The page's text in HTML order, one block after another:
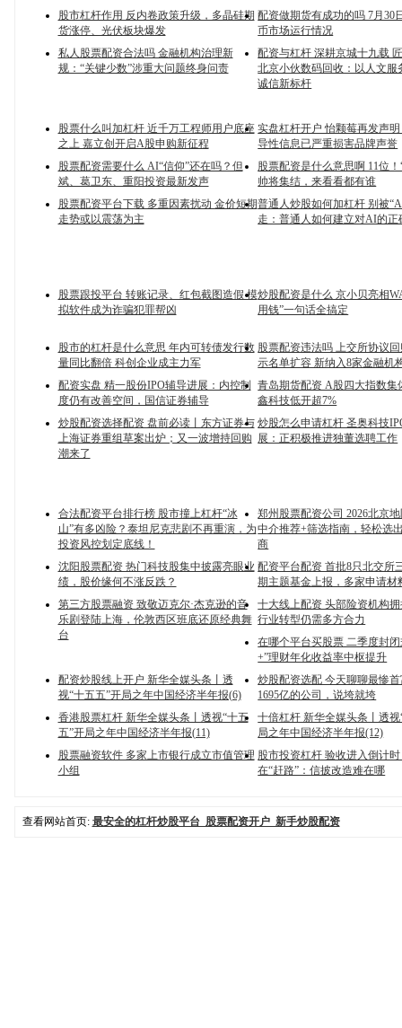
股市杠杆作用 反内卷政策升级，多晶硅期
货涨停、光伏板块爆发
配资做期货有成功的吗 7月30
币市场运行情况
私人股票配资合法吗 金融机构治理新
规：“关键少数”涉重大问题终身问责
配资与杠杆 深耕京城十九载
北京小伙数码回收：以人文服
诚信新标杆
股票什么叫加杠杆 近千万工程师用户底座
之上 嘉立创开启A股申购新征程
实盘杠杆开户 怡颗莓再发声
导性信息已严重损害品牌声誉
股票配资需要什么 AI“信仰”还在吗？但
斌、葛卫东、重阳投资最新发声
股票配资是什么意思啊 11位！
帅将集结，来看看都有谁
股票配资平台下载 多重因素扰动 金价短期
走势或以震荡为主
普通人炒股如何加杠杆 别被
走：普通人如何建立对AI的正
股票跟投平台 转账记录、红包截图造假 模
拟软件成为诈骗犯罪帮凶
炒股配资是什么 京小贝亮相
用钱”一句话全搞定
股市的杠杆是什么意思 年内可转债发行数
量同比翻倍 科创企业成主力军
股票配资违法吗 上交所协议
示名单扩容 新纳入8家金融机
配资实盘 精一股份IPO辅导进展：内控制
度仍有改善空间，国信证券辅导
青岛期货配资 A股四大指数集
鑫科技低开超7%
炒股配资选择配资 盘前必读丨东方证券与
上海证券重组草案出炉；又一波增持回购
潮来了
炒股怎么申请杠杆 圣奥科技
展：正积极推进独董选聘工作
合法配资平台排行榜 股市撞上杠杆“冰
山”有多凶险？泰坦尼克悲剧不再重演，为
投资风控划定底线！
郑州股票配资公司 2026北京
中介推荐+筛选指南，轻松选
商
沈阳股票配资 热门科技股集中披露亮眼业
绩，股价缘何不涨反跌？
配资平台配资 首批8只北交所
期主题基金上报，多家申请材
第三方股票融资 致敬迈克尔·杰克逊的音
乐剧登陆上海，伦敦西区班底还原经典舞
台
十大线上配资 头部险资机构
行业转型仍需多方合力
在哪个平台买股票 二季度封闭
+”理财年化收益率中枢提升
配资炒股线上开户 新华全媒头条丨透
视“十五五”开局之年中国经济半年报(6)
炒股配资选配 今天聊聊最惨
1695亿的公司，说垮就垮
香港股票杠杆 新华全媒头条丨透视“十五
五”开局之年中国经济半年报(11)
十倍杠杆 新华全媒头条丨透视
局之年中国经济半年报(12)
股票融资软件 多家上市银行成立市值管理
小组
股市投资杠杆 验收进入倒计
在“赶路”：信披改造难在哪
查看网站首页: 最安全的杠杆炒股平台_股票配资开户_新手炒股配资